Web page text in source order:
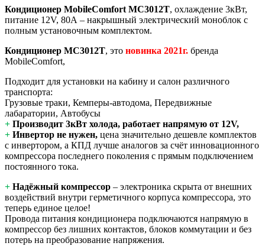
Кондиционер MobileComfort MC3012T, охлаждение 3кВт,
питание 12V, 80А – накрышный электрический моноблок с
полным установочным комплектом.
Кондиционер MC3012T, это новинка 2021г. бренда
MobileComfort,
Подходит для установки на кабину и салон различного
транспорта:
Грузовые траки, Кемперы-автодома, Передвижные
лабаратории, Автобусы
+ Производит 3кВт холода, работает напрямую от 12V,
+ Инвертор не нужен, цена значительно дешевле комплектов
с инвертором, а КПД лучше аналогов за счёт инновационного
компрессора последнего поколения с прямым подключением
постоянного тока.
+ Надёжный компрессор – электроника скрыта от внешних
воздействий внутри герметичного корпуса компрессора, это
теперь единое целое!
Провода питания кондиционера подключаются напрямую в
компрессор без лишних контактов, блоков коммутации и без
потерь на преобразование напряжения.